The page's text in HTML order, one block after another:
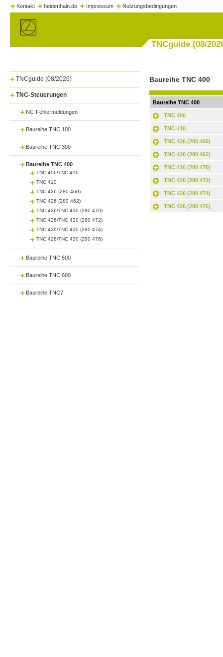
Kontakt heidenhain.de Impressum Nutzungsbedingungen
TNCguide (08/
TNCguide (08/2026)
TNC-Steuerungen
NC-Fehlermeldungen
Baureihe TNC 100
Baureihe TNC 300
Baureihe TNC 400
TNC 406/TNC 416
TNC 410
TNC 426 (280 460)
TNC 426 (280 462)
TNC 426/TNC 430 (280 470)
TNC 426/TNC 430 (280 472)
TNC 426/TNC 430 (280 474)
TNC 426/TNC 430 (280 476)
Baureihe TNC 500
Baureihe TNC 600
Baureihe TNC7
Baureihe TNC 400
Baureihe TNC 400
TNC 406
TNC 410
TNC 426 (280 460)
TNC 426 (280 462)
TNC 426 (280 470)
TNC 426 (280 472)
TNC 426 (280 474)
TNC 426 (280 476)